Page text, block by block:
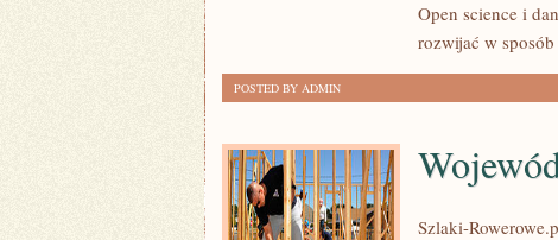
Open science i
rozwijać w
POSTED BY ADMIN
Szlaki-